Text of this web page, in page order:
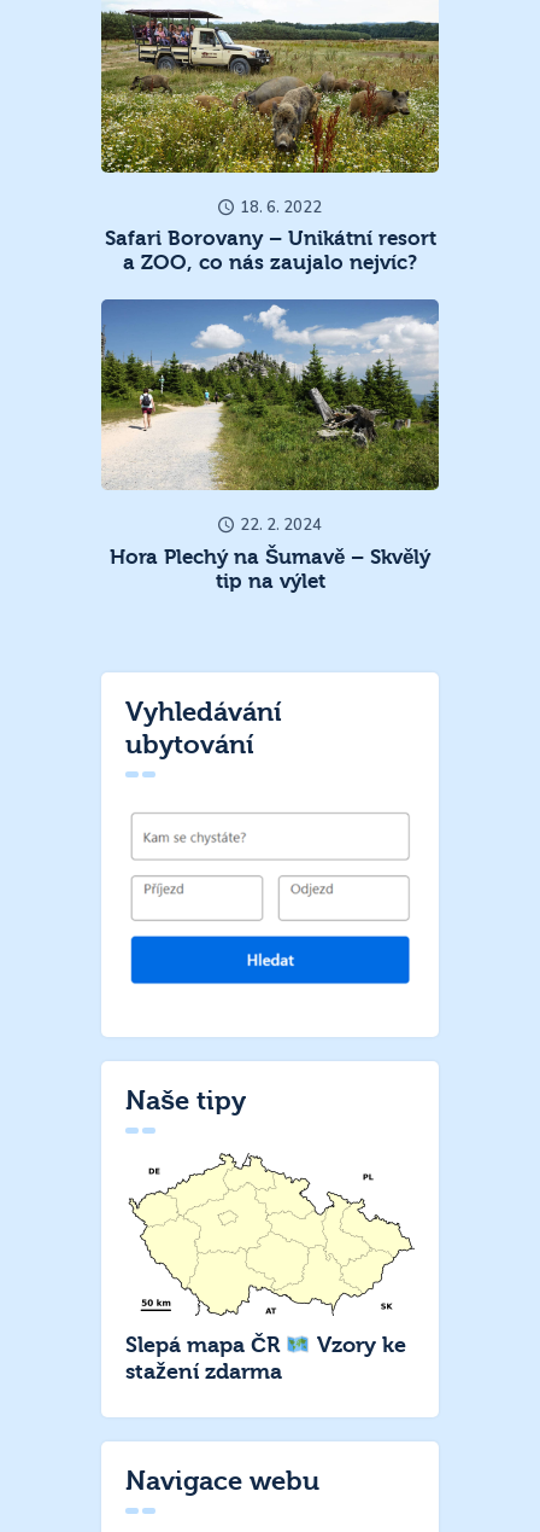
18. 6. 2022
Safari Borovany – Unikátní resort
a ZOO, co nás zaujalo nejvíc?
22. 2. 2024
Hora Plechý na Šumavě – Skvělý
tip na výlet
Vyhledávání
ubytování
Naše tipy
Slepá mapa ČR
Vzory ke
stažení zdarma
Navigace webu